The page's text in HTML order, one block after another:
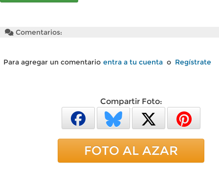
Comentarios:
Para agregar un comentario entra a tu cuenta o Regístrate
Compartir Foto:
FOTO AL AZAR